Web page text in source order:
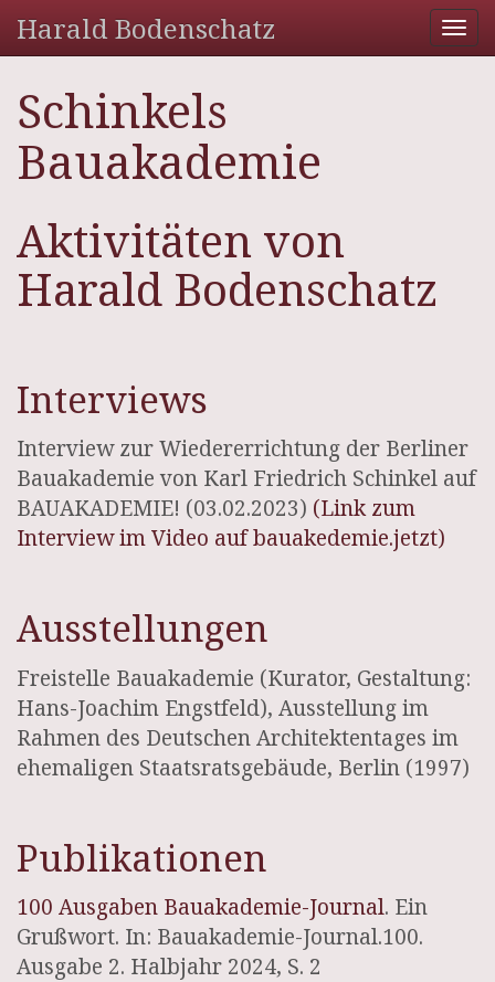
Harald Bodenschatz
Schinkels
Bauakademie
Aktivitäten von
Harald Bodenschatz
Interviews
Interview zur Wiedererrichtung der Berliner
Bauakademie von Karl Friedrich Schinkel auf
BAUAKADEMIE! (03.02.2023) (Link zum
Interview im Video auf bauakedemie.jetzt)
Ausstellungen
Freistelle Bauakademie (Kurator, Gestaltung:
Hans-Joachim Engstfeld), Ausstellung im
Rahmen des Deutschen Architektentages im
ehemaligen Staatsratsgebäude, Berlin (1997)
Publikationen
100 Ausgaben Bauakademie-Journal. Ein
Grußwort. In: Bauakademie-Journal.100.
Ausgabe 2. Halbjahr 2024, S. 2